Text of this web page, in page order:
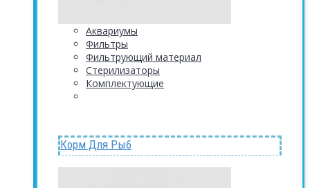
Аквариумы
Фильтры
Фильтрующий материал
Стерилизаторы
Комплектующие
Корм Для Рыб